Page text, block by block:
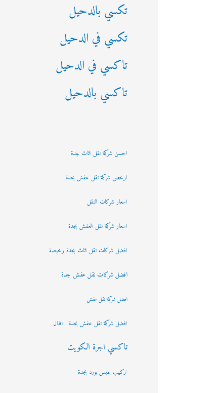
تكسي بالدحيل
تكسي في الدحيل
تاكسي في الدحيل
تاكسي بالدحيل
احسن شركة نقل اثاث جدة
ارخص شركة نقل عفش بجدة
اسعار شركات النقل
اسعار شركة نقل العفش بجدة
افضل شركات نقل اثاث بجدة رخيصة
افضل شركات نقل عفش جدة
افضل شركة نقل عفش
افضل شركة نقل عفش بجدة اقفال
تاكسي اجرة الكويت
تركيب جبس بورد بجدة